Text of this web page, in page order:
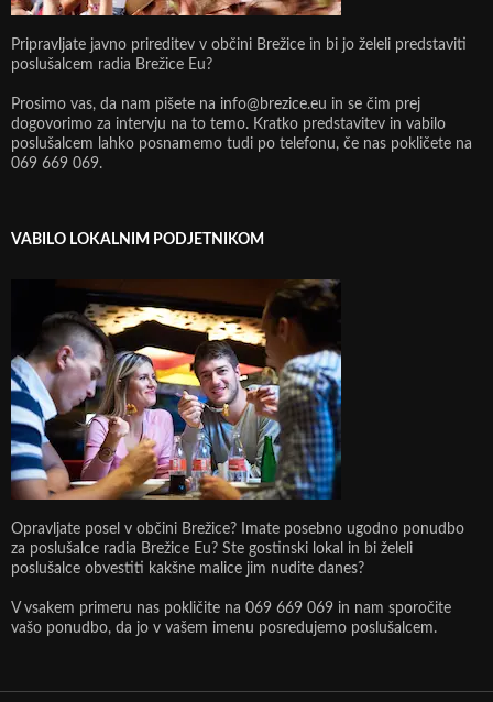
Pripravljate javno prireditev v občini Brežice in bi jo želeli predstaviti
poslušalcem radia Brežice Eu?
Prosimo vas, da nam pišete na info@brezice.eu in se čim prej
dogovorimo za intervju na to temo. Kratko predstavitev in vabilo
poslušalcem lahko posnamemo tudi po telefonu, če nas pokličete na
069 669 069.
VABILO LOKALNIM PODJETNIKOM
Opravljate posel v občini Brežice? Imate posebno ugodno ponudbo
za poslušalce radia Brežice Eu? Ste gostinski lokal in bi želeli
poslušalce obvestiti kakšne malice jim nudite danes?
V vsakem primeru nas pokličite na 069 669 069 in nam sporočite
vašo ponudbo, da jo v vašem imenu posredujemo poslušalcem.